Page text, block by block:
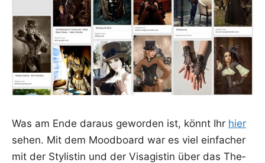
Was am Ende dar­aus gewor­den ist, könnt Ihr hier
sehen. Mit dem Mood­board war es viel ein­fa­cher
mit der Sty­lis­tin und der Visa­gis­tin über das The­